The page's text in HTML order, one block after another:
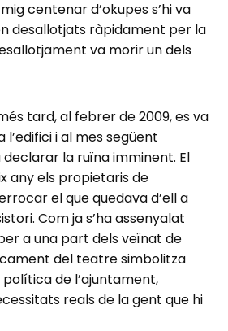
centenar d’okupes s’hi va
desallotjats ràpidament per la
va morir un dels
tard, al febrer de 2009, es va
l’edifici i al mes següent
declarar la ruïna imminent. El
any els propietaris de
el que quedava d’ell a
Com ja s’ha assenyalat
a una part dels veïnat de
del teatre simbolitza
de l’ajuntament,
reals de la gent que hi